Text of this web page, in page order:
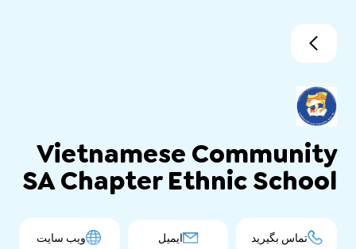
Vietnamese Community
SA Chapter Ethnic School
تماس بگیرید ایمیل ویب سایت